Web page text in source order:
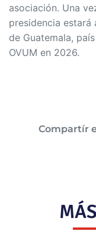
asociación. Una
presidencia estará
de Guatemala,
OVUM en 2026.
Compartír